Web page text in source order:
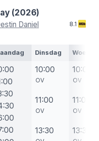
(2026)
Daniel
8.1
Dinsdag
10:00
OV
11:00
OV
13:30
10:00
OV
11:00
OV
13:30